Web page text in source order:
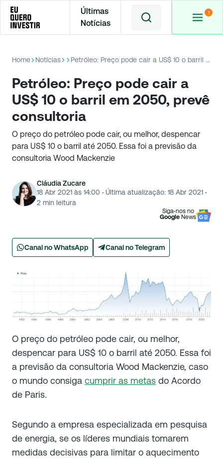
Últimas
Notícias
Home Notícias Petróleo: Preço pode cair a US$ 10 o barril em 2050, prevê consultoria
Petróleo: Preço pode cair a
US$ 10 o barril em 2050, prevê
consultoria
O preço do petróleo pode cair, ou melhor, despencar
para US$ 10 o barril até 2050. Essa foi a previsão da
consultoria Wood Mackenzie
Cláudia Zucare
18 Abr 2021 às 14:00 · Última atualização: 18 Abr 2021 ·
2 min leitura
Siga-nos no
Google News
Canal no WhatsApp Canal no Telegram
O preço do petróleo pode cair, ou melhor,
despencar para US$ 10 o barril até 2050. Essa foi
a previsão da consultoria Wood Mackenzie, caso
o mundo consiga cumprir as metas do Acordo
de Paris.
Segundo a empresa especializada em pesquisa
de energia, se os líderes mundiais tomarem
medidas decisivas para limitar o aquecimento